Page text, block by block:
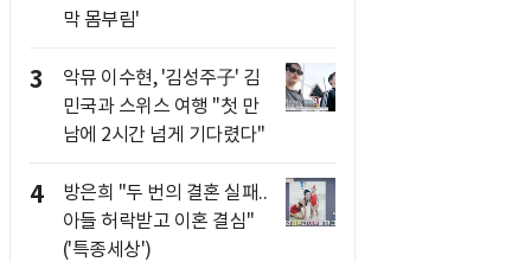
막 몸부림'
3
악뮤 이수현, '김성주子' 김
민국과 스위스 여행 "첫 만
남에 2시간 넘게 기다렸다"
4
방은희 "두 번의 결혼 실패..
아들 허락받고 이혼 결심"
('특종세상')